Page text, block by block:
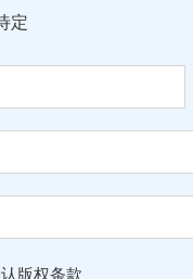
定
版权条款